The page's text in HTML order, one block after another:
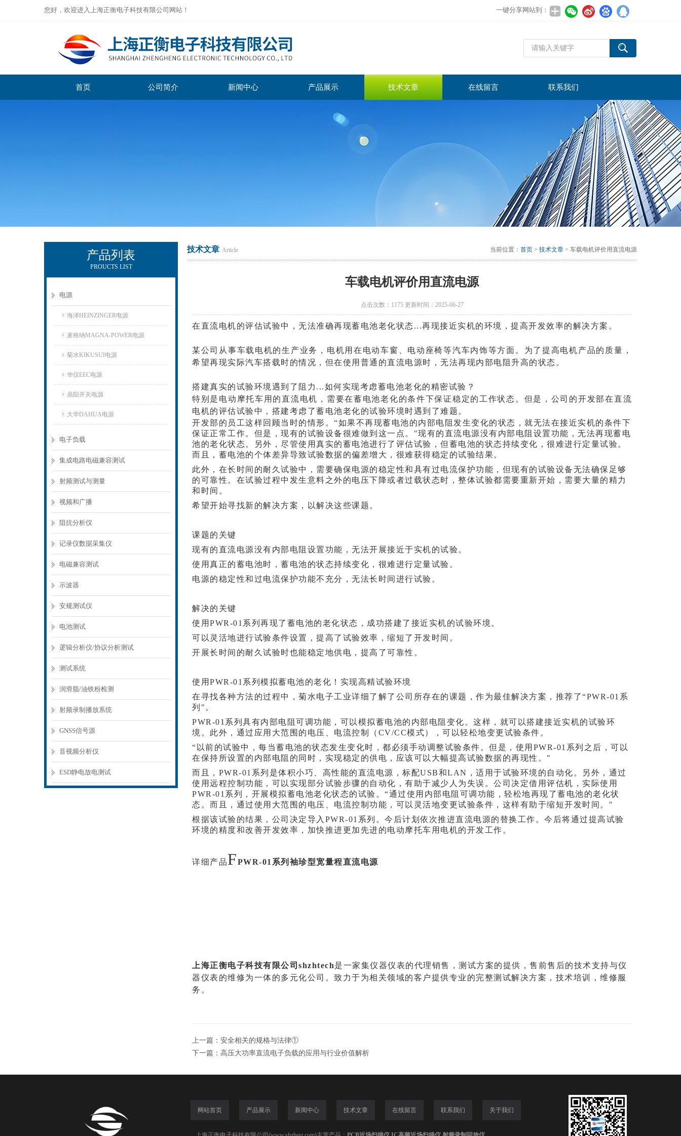
您好，欢迎进入上海正衡电子科技有限公司网站！ 一键分享网站到：
首页 公司简介 新闻中心 产品展示 技术文章 在线留言 联系我们
产品列表
PROUCTS LIST
电源
海泽HEINZINGER电源
麦格纳MAGNA-POWER电源
菊水KIKUSUI电源
华仪EEC电源
鼎阳开关电源
大华DAHUA电源
电子负载
集成电路电磁兼容测试
射频测试与测量
视频和广播
阻抗分析仪
记录仪数据采集仪
电磁兼容测试
示波器
安规测试仪
电池测试
逻辑分析仪/协议分析测试
测试系统
润滑脂/油铁粉检测
射频录制播放系统
GNSS信号源
音视频分析仪
ESD静电放电测试
技术文章 Article 当前位置： 首页 > 技术文章 > 车载电机评价用直流电源
车载电机评价用直流电源
点击次数：1175 更新时间：2025-06-27
在直流电机的评估试验中，无法准确再现蓄电池老化状态...再现接近实机的环境，提高开发效率的解决方案。
某公司从事车载电机的生产业务，电机用在电动车窗、电动座椅等汽车内饰等方面。为了提高电机产品的质量，
希望再现实际汽车搭载时的情况，但在使用普通的直流电源时，无法再现内部电阻升高的状态。
搭建真实的试验环境遇到了阻力...如何实现考虑蓄电池老化的精密试验？
特别是电动摩托车用的直流电机，需要在蓄电池老化的条件下保证稳定的 工作状态。但是，公司的开发部在直流
电机的评估试验中，搭建考虑了蓄电池老化的试验环境时遇到了难题。
开发部的员工这样回顾当时的情形。“如果不再现蓄电池的内部电阻发生变化的状态，就无法在接近实机的条件下
保证正常工作。但是，现有的试验设备很难做到这一点。"现有的直流电源没有内部电阻设置功能，无法再现蓄电
池的老化状态。另外，尽管使用真实的蓄电池进行了评估试验，但蓄电池的状态持续变化，很难进行定量试验。
而且，蓄电池的个体差异导致试验数据的偏差增大，很难获得稳定的试验结果。
此外，在长时间的耐久试验中，需要确保电源的稳定性和具有过电流保护功能，但现有的试验设备无法确保足够
的可靠性。在试验过程中发生意料之外的电压下降或者过载状态时，整体试验都需要重新开始，需要大量的精力
和时间。
希望开始寻找新的解决方案，以解决这些课题。
课题的关键
现有的直流电源没有内部电阻设置功能，无法开展接近于实机的试验。
使用真正的蓄电池时，蓄电池的状态持续变化，很难进行定量试验。
电源的稳定性和过电流保护功能不充分，无法长时间进行试验。
解决的关键
使用PWR-01系列再现了蓄电池的老化状态，成功搭建了接近实机的试验环境。
可以灵活地进行试验条件设置，提高了试验效率，缩短了开发时间。
开展长时间的耐久试验时也能稳定地供电，提高了可靠性。
使用PWR-01系列模拟蓄电池的老化！实现高精试验环境
在寻找各种方法的过程中，菊水电子工业详细了解了公司所存在的课题，作为最佳解决方案，推荐了“PWR-01系
列"。
PWR-01系列具有内部电阻可调功能，可以模拟蓄电池的内部电阻变化。这样，就可以搭建接近实机的试验环
境。此外，通过应用大范围的电压、电流控制（CV/CC模式），可以轻松地变更试验条件。
“以前的试验中，每当蓄电池的状态发生变化时，都必须手动调整试验条件。但是，使用PWR-01系列之后，可以
在保持所设置的内部电阻的同时，实现稳定的供电，应该可以大幅提高试验数据的再现性。"
而且，PWR-01系列是体积小巧、高性能的直流电源，标配USB和LAN，适用于试验环境的自动化。另外，通过
使用远程控制功能，可以实现部分试验步骤的自动化，有助于减少人为失误。 公司决定借用评估机，实际使用
PWR-01系列，开展模拟蓄电池老化状态的试验。 “通过使用内部电阻可调功能，轻松地再现了蓄电池的老化状
态。而且，通过使用大范围的电压、电流控制功能，可以灵活地变更试验条件，这样有助于缩短开发时间。"
根据该试验的结果，公司决定导入PWR-01系列。今后计划依次推进直流电源的替换工作。今后将通过提高试验
环境的精度和改善开发效率，加快推进更加先进的电动摩托车用电机的开发工作。
详细产品FPWR-01系列袖珍型宽量程直流电源
上海正衡电子科技有限公司shzhtech是一家集仪器仪表的代理销售，测试方案的提供，售前售后的技术支持与仪
器仪表的维修为一体的多元化公司。致力于为相关领域的客户提供专业的完整测试解决方案，技术培训，维修服
务。
上一篇： 安全相关的规格与法律①
下一篇： 高压大功率直流电子负载的应用与行业价值解析
网站首页 产品展示 新闻中心 技术文章 在线留言 联系我们 关于我们